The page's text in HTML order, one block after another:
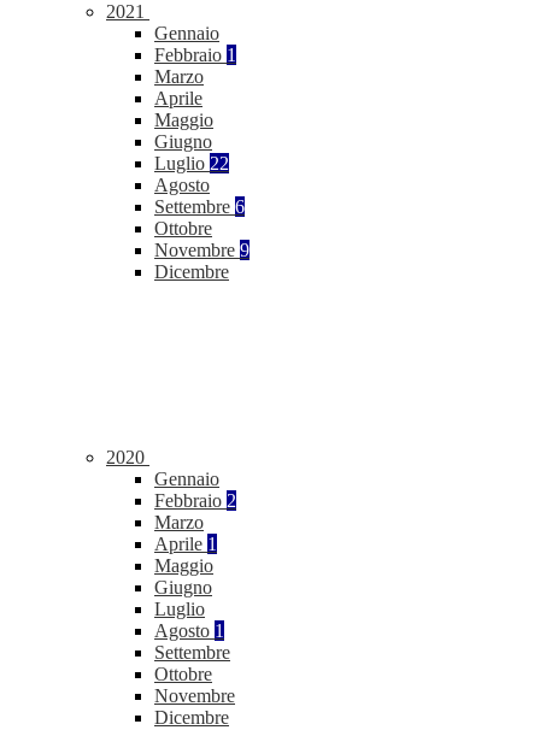
2021
Gennaio
Febbraio 1
Marzo
Aprile
Maggio
Giugno
Luglio 22
Agosto
Settembre 6
Ottobre
Novembre 9
Dicembre
2020
Gennaio
Febbraio 2
Marzo
Aprile 1
Maggio
Giugno
Luglio
Agosto 1
Settembre
Ottobre
Novembre
Dicembre